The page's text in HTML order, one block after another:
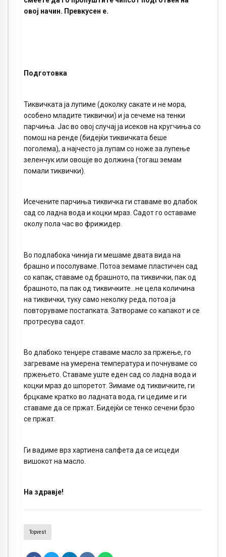
овој начин. Превкусен е.
Подготовка
Тиквичката ја лупиме (доколку сакате и не мора,
особено младите тиквички) и ја сечеме на тенки
парчиња. Јас во овој случај ја исеков на кругчиња со
помош на ренде (бидејќи тиквичката беше
поголема), а најчесто ја лупам со ноже за лупење
зеленчук или овошје во должина (тогаш земам
помали тиквички).
Исечените парчиња тиквичка ги ставаме во длабок
сад со ладна вода и коцки мраз. Садот го оставаме
околу пола час во фрижидер.
Во подлабока чинија ги мешаме двата вида на
брашно и посолуваме. Потоа земаме пластичен сад
со капак, ставаме од брашното, па тиквички, пак од
брашното, па пак од тиквичките…не цела количина
на тиквички, туку само неколку реда, потоа ја
повторуваме постапката. Затвораме со капакот и се
протресува садот.
Во длабоко тенџере ставаме масло за пржење, го
загреваме на умерена температура и почнуваме со
пржењето. Ставаме уште еден сад со ладна вода и
коцки мраз до шпоретот. Зимаме од тиквичките, ги
брцкаме кратко во ладната вода, ги цедиме и ги
ставаме да се пржат. Бидејќи се тенко сечени брзо
се пржат.
Ги вадиме врз хартиена салфета да се исцеди
вишокот на масло.
На здравје!
Topvest